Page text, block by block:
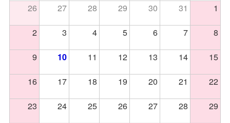
26 27 28 29 30 31
1
2
3 4 5 6 7
8
9
10 11 12 13 14
15
16
17 18 19 20 21
22
23
24 25 26 27 28
29